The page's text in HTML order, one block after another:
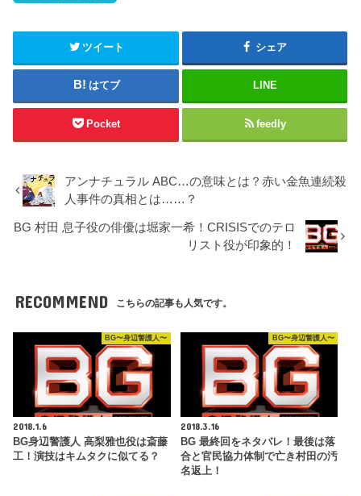
ツイート シェア
はてブ LINE
Pocket feedly
アンナチュラル ABC…の意味とは？赤い金魚連続殺
人事件の真相とは……？
BG 村田 息子役の俳優は堀家一希！CRISISでのテロ
リスト役が印象的！
RECOMMEND こちらの記事も人気です。
BG〜身辺警護人〜
2018.1.6
BG身辺警護人 高梨雅也役は斎藤
工！演技はキムタクに似てる？
BG〜身辺警護人〜
2018.3.16
BG 最終回をネタバレ！最後は落
合と官民協力体制で亡き村田の汚
名返上！